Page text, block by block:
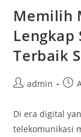
Memilih
Lengkap
Terbaik
Postadmin
Post
Di era digital
telekomunikasi